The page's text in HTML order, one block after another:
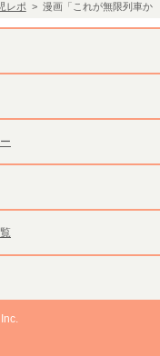
レポ > 漫画「これが無限列車か